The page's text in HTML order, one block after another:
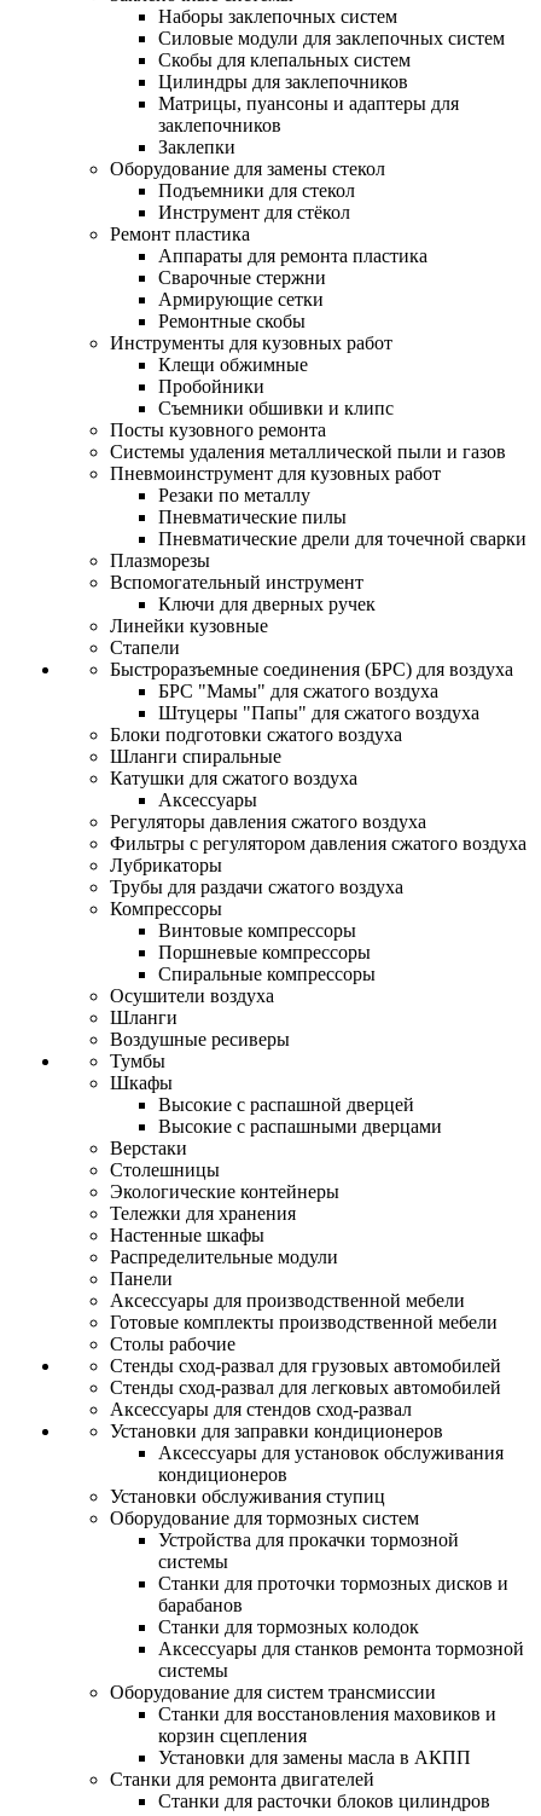
Наборы заклепочных систем
Силовые модули для заклепочных систем
Скобы для клепальных систем
Цилиндры для заклепочников
Матрицы, пуансоны и адаптеры для
заклепочников
Заклепки
Оборудование для замены стекол
Подъемники для стекол
Инструмент для стёкол
Ремонт пластика
Аппараты для ремонта пластика
Сварочные стержни
Армирующие сетки
Ремонтные скобы
Инструменты для кузовных работ
Клещи обжимные
Пробойники
Съемники обшивки и клипс
Посты кузовного ремонта
Системы удаления металлической пыли и газов
Пневмоинструмент для кузовных работ
Резаки по металлу
Пневматические пилы
Пневматические дрели для точечной сварки
Плазморезы
Вспомогательный инструмент
Ключи для дверных ручек
Линейки кузовные
Стапели
Быстроразъемные соединения (БРС) для воздуха
БРС "Мамы" для сжатого воздуха
Штуцеры "Папы" для сжатого воздуха
Блоки подготовки сжатого воздуха
Шланги спиральные
Катушки для сжатого воздуха
Аксессуары
Регуляторы давления сжатого воздуха
Фильтры с регулятором давления сжатого воздуха
Лубрикаторы
Трубы для раздачи сжатого воздуха
Компрессоры
Винтовые компрессоры
Поршневые компрессоры
Спиральные компрессоры
Осушители воздуха
Шланги
Воздушные ресиверы
Тумбы
Шкафы
Высокие с распашной дверцей
Высокие с распашными дверцами
Верстаки
Столешницы
Экологические контейнеры
Тележки для хранения
Настенные шкафы
Распределительные модули
Панели
Аксессуары для производственной мебели
Готовые комплекты производственной мебели
Столы рабочие
Стенды сход-развал для грузовых автомобилей
Стенды сход-развал для легковых автомобилей
Аксессуары для стендов сход-развал
Установки для заправки кондиционеров
Аксессуары для установок обслуживания
кондиционеров
Установки обслуживания ступиц
Оборудование для тормозных систем
Устройства для прокачки тормозной
системы
Станки для проточки тормозных дисков и
барабанов
Станки для тормозных колодок
Аксессуары для станков ремонта тормозной
системы
Оборудование для систем трансмиссии
Станки для восстановления маховиков и
корзин сцепления
Установки для замены масла в АКПП
Станки для ремонта двигателей
Станки для расточки блоков цилиндров